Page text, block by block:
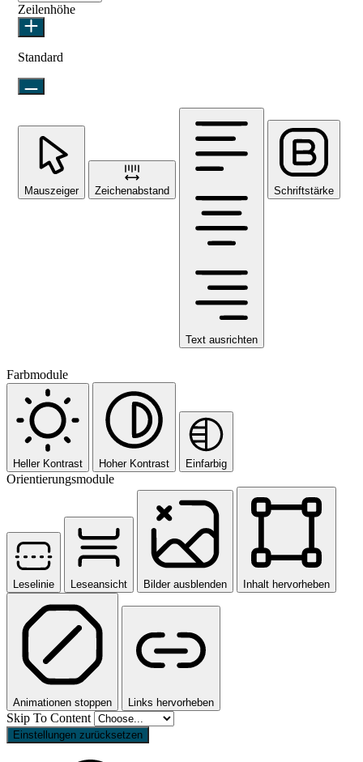
Zeilenhöhe
Standard
Mauszeiger Zeichenabstand
Text ausrichten
Schriftstärke
Farbmodule
Heller Kontrast Hoher Kontrast Einfarbig
Orientierungsmodule
Leselinie Leseansicht Bilder ausblenden Inhalt hervorheben
Animationen stoppen Links hervorheben
Skip To Content
Einstellungen zurücksetzen